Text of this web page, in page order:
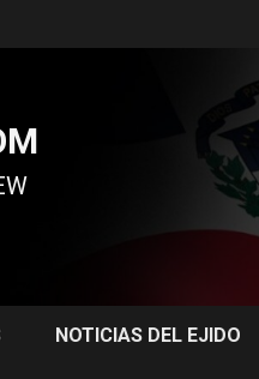
NOTICIAS DEL EJIDO